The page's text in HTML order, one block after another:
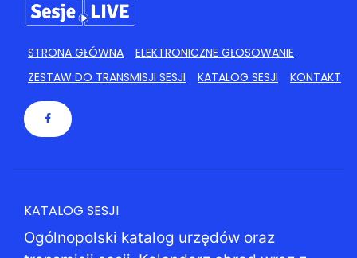
STRONA GŁÓWNA
ELEKTRONICZNE GŁOSOWANIE
ZESTAW DO TRANSMISJI SESJI
KATALOG SESJI KONTAKT
KATALOG SESJI
Ogólnopolski katalog urzędów oraz